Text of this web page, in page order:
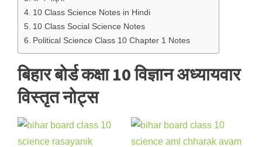
10 Class Science Notes in Hindi
10 Class Social Science Notes
Political Science Class 10 Chapter 1 Notes
बिहार बोर्ड कक्षा 10 विज्ञान अध्यायवार
विस्तृत नोट्स